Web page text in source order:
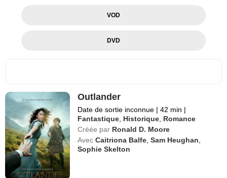
VOD
DVD
Outlander
Date de sortie inconnue | 42 min |
Fantastique Historique Romance
Créée par Ronald D. Moore
Avec Caitriona Balfe ,Sam Heughan
Sophie Skelton